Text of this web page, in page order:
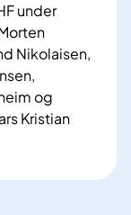
under
Nikolaisen,
og
Kristian